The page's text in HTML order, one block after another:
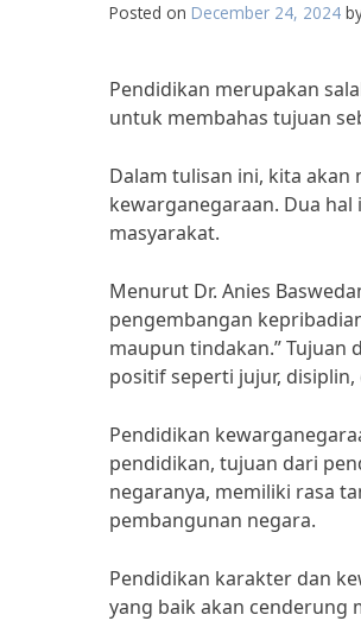
Posted on December 24, 2024
Pendidikan merupakan
untuk membahas tujuan
Dalam tulisan ini, kita
kewarganegaraan. Dua
masyarakat.
Menurut Dr. Anies
pengembangan
maupun tindakan.”
positif seperti jujur,
Pendidikan
pendidikan, tujuan dari
negaranya, memiliki rasa
pembangunan negara.
Pendidikan karakter dan
yang baik akan cenderung